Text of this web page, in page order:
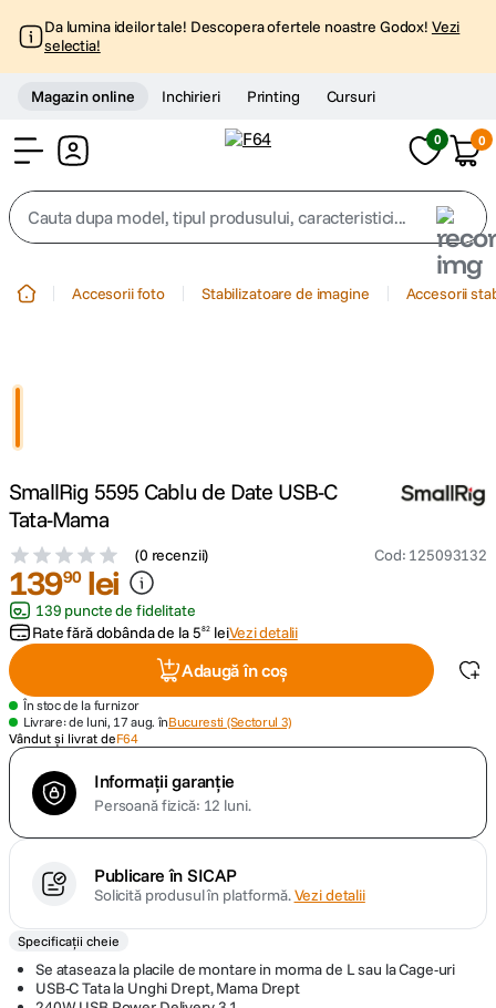
Da lumina ideilor tale! Descopera ofertele noastre Godox! Vezi
selectia!
Magazin online Inchirieri Printing Cursuri
0 0
Cauta dupa model, tipul produsului, caracteristici...
. peak design
canon sx740 hs
6. lavaliera
sony fx
8. card memorie
10. dji osmo
Accesorii foto Stabilizatoare de imagine Accesorii
SmallRig 5595 Cablu de Date USB-C
Tata-Mama
(0 recenzii) Cod: 125093132
13990 lei
139 puncte de fidelitate
Rate fără dobânda de la582 leiVezi detalii
Adaugă în coș
În stoc de la furnizor
Livrare: de luni, 17 aug. înBucuresti (Sectorul 3)
Vândut și livrat deF64
Informații garanție
Persoană fizică: 12 luni.
Publicare în SICAP
Solicită produsul în platformă.Vezi detalii
Specificații cheie
Se ataseaza la placile de montare in morma de L sau la Cage-uri
USB-C Tata la Unghi Drept, Mama Drept